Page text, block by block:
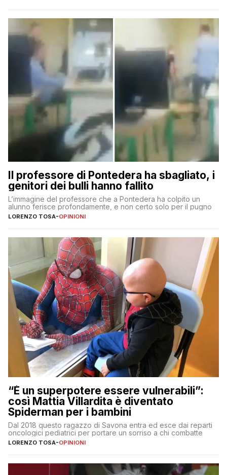
Il professore di Pontedera ha sbagliato, i
genitori dei bulli hanno fallito
L’immagine del professore che a Pontedera ha colpito un
alunno ferisce profondamente, e non certo solo per il pugno
LORENZO TOSA-OPINIONI
“È un superpotere essere vulnerabili”:
così Mattia Villardita è diventato
Spiderman per i bambini
Dal 2018 questo ragazzo di Savona entra ed esce dai reparti
oncologici pediatrici per portare un sorriso a chi combatte
LORENZO TOSA-OPINIONI